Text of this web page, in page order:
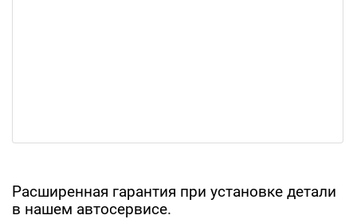
Расширенная гарантия при установке детали
в нашем автосервисе.